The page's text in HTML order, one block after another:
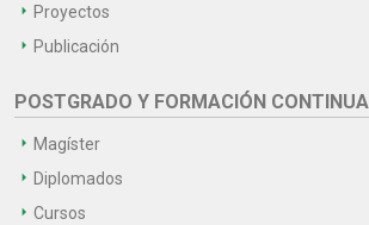
Proyectos
Publicación
POSTGRADO Y FORMACIÓN CONTINUA
Magíster
Diplomados
Cursos